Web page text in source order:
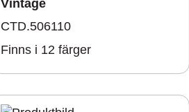
Vintage
CTD.506110
Finns i 12 färger